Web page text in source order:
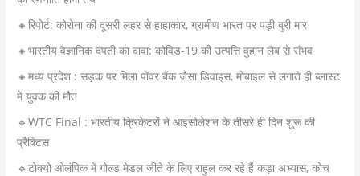
🔸रिपोर्ट: कोरोना की दूसरी लहर से हाहाकार, ग्रामीण भारत पर पड़ी बुरी मार
🔸भारतीय वैज्ञानिक दंपती का दावा: कोविड-19 की उत्पत्ति वुहान लैब से संभव
🔸मध्य प्रदेश : सड़क पर मिला पॉवर बैंक जैसा डिवाइस, मोबाइल से लगाते ही ब्लास्ट
में युवक की मौत
🔹WTC Final : भारतीय क्रिकेटरों ने आइसोलेशन के तीसरे ही दिन शुरू की
प्रैक्टिस
🔹टोक्यो ओलंपिक में गोल्ड मेडल जीते के लिए राहुल कर रहे हैं कड़ा अभ्यास, कोच